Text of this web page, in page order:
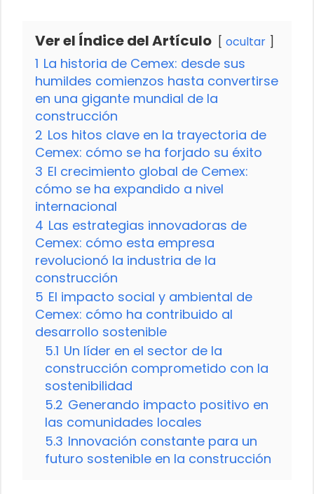
Ver el Índice del Artículo ocultar
1 La historia de Cemex: desde sus
humildes comienzos hasta convertirse
en una gigante mundial de la
construcción
2 Los hitos clave en la trayectoria de
Cemex: cómo se ha forjado su éxito
3 El crecimiento global de Cemex:
cómo se ha expandido a nivel
internacional
4 Las estrategias innovadoras de
Cemex: cómo esta empresa
revolucionó la industria de la
construcción
5 El impacto social y ambiental de
Cemex: cómo ha contribuido al
desarrollo sostenible
5.1 Un líder en el sector de la
construcción comprometido con la
sostenibilidad
5.2 Generando impacto positivo en
las comunidades locales
5.3 Innovación constante para un
futuro sostenible en la construcción